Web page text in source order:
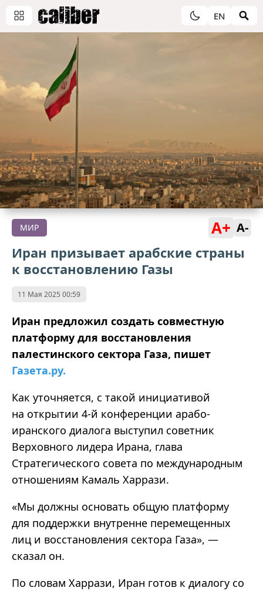
EN
МИР A+ A-
Иран призывает арабские страны
к восстановлению Газы
11 Мая 2025 00:59
Иран предложил создать совместную
платформу для восстановления
палестинского сектора Газа, пишет
Газета.ру.
Как уточняется, с такой инициативой
на открытии 4-й конференции арабо-
иранского диалога выступил советник
Верховного лидера Ирана, глава
Стратегического совета по международным
отношениям Камаль Харрази.
«Мы должны основать общую платформу
для поддержки внутренне перемещенных
лиц и восстановления сектора Газа», —
сказал он.
По словам Харрази, Иран готов к диалогу со